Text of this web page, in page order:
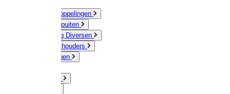
Messing koppelingen
Gieters / Spuiten
Besproeiing Diversen
Slangen & houders
Waterpompen